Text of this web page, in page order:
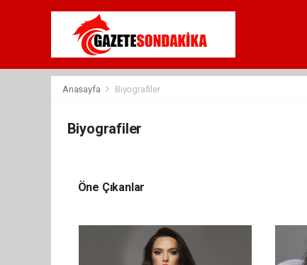
Anasayfa Biyografiler
Biyografiler
Öne Çıkanlar